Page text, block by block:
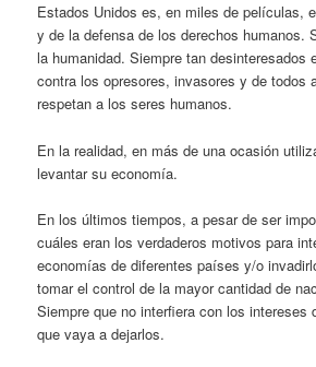
Estados Unidos es, en miles de películas,
y de la defensa de los derechos humanos.
la humanidad. Siempre tan desinteresados
contra los opresores, invasores y de todos
respetan a los seres humanos.
En la realidad, en más de una ocasión
levantar su economía.
En los últimos tiempos, a pesar de ser
cuáles eran los verdaderos motivos para
economías de diferentes países y/o
tomar el control de la mayor cantidad de
Siempre que no interfiera con los intereses
que vaya a dejarlos.